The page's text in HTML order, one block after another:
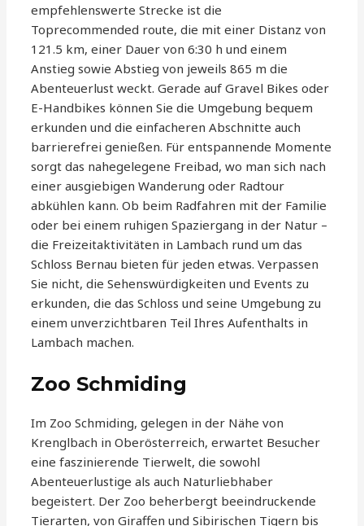
empfehlenswerte Strecke ist die
Toprecommended route, die mit einer Distanz von
121.5 km, einer Dauer von 6:30 h und einem
Anstieg sowie Abstieg von jeweils 865 m die
Abenteuerlust weckt. Gerade auf Gravel Bikes oder
E-Handbikes können Sie die Umgebung bequem
erkunden und die einfacheren Abschnitte auch
barrierefrei genießen. Für entspannende Momente
sorgt das nahegelegene Freibad, wo man sich nach
einer ausgiebigen Wanderung oder Radtour
abkühlen kann. Ob beim Radfahren mit der Familie
oder bei einem ruhigen Spaziergang in der Natur –
die Freizeitaktivitäten in Lambach rund um das
Schloss Bernau bieten für jeden etwas. Verpassen
Sie nicht, die Sehenswürdigkeiten und Events zu
erkunden, die das Schloss und seine Umgebung zu
einem unverzichtbaren Teil Ihres Aufenthalts in
Lambach machen.
Zoo Schmiding
Im Zoo Schmiding, gelegen in der Nähe von
Krenglbach in Oberösterreich, erwartet Besucher
eine faszinierende Tierwelt, die sowohl
Abenteuerlustige als auch Naturliebhaber
begeistert. Der Zoo beherbergt beeindruckende
Tierarten, von Giraffen und Sibirischen Tigern bis